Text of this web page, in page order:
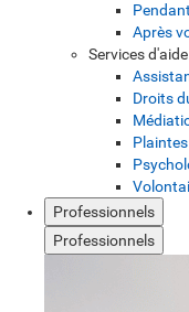
Après
Services
Droits
Professionnels
Professionnels